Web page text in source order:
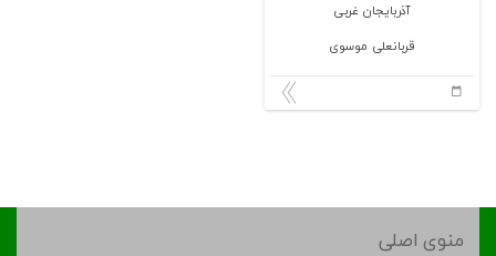
آذربایجان غربی
قربانعلی موسوی
منوی اصلی